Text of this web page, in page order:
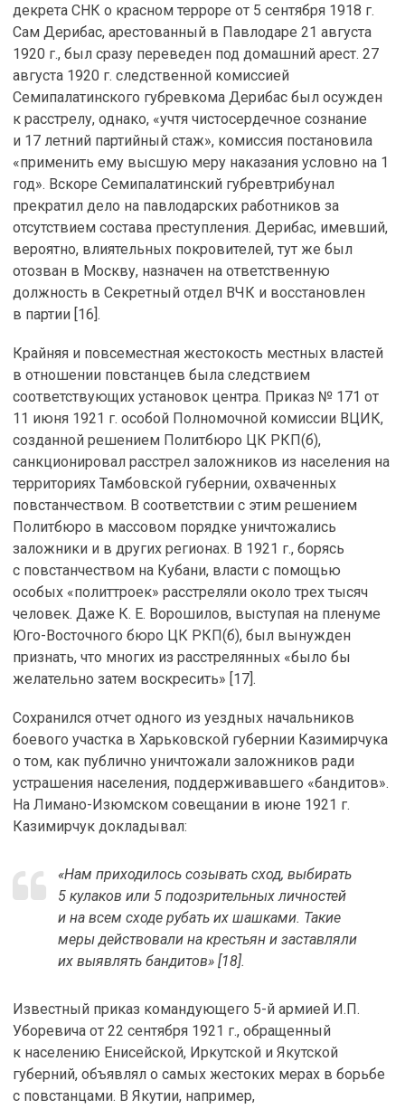
декрета СНК о красном терроре от 5 сентября 1918 г.
Сам Дерибас, арестованный в Павлодаре 21 августа
1920 г., был сразу переведен под домашний арест. 27
августа 1920 г. следственной комиссией
Семипалатинского губревкома Дерибас был осужден
к расстрелу, однако, «учтя чистосердечное сознание
и 17 летний партийный стаж», комиссия постановила
«применить ему высшую меру наказания условно на 1
год». Вскоре Семипалатинский губревтрибунал
прекратил дело на павлодарских работников за
отсутствием состава преступления. Дерибас, имевший,
вероятно, влиятельных покровителей, тут же был
отозван в Москву, назначен на ответственную
должность в Секретный отдел ВЧК и восстановлен
в партии [16].
Крайняя и повсеместная жестокость местных властей
в отношении повстанцев была следствием
соответствующих установок центра. Приказ № 171 от
11 июня 1921 г. особой Полномочной комиссии ВЦИК,
созданной решением Политбюро ЦК РКП(б),
санкционировал расстрел заложников из населения на
территориях Тамбовской губернии, охваченных
повстанчеством. В соответствии с этим решением
Политбюро в массовом порядке уничтожались
заложники и в других регионах. В 1921 г., борясь
с повстанчеством на Кубани, власти с помощью
особых «политтроек» расстреляли около трех тысяч
человек. Даже К. Е. Ворошилов, выступая на пленуме
Юго-Восточного бюро ЦК РКП(б), был вынужден
признать, что многих из расстрелянных «было бы
желательно затем воскресить» [17].
Сохранился отчет одного из уездных начальников
боевого участка в Харьковской губернии Казимирчука
о том, как публично уничтожали заложников ради
устрашения населения, поддерживавшего «бандитов».
На Лимано-Изюмском совещании в июне 1921 г.
Казимирчук докладывал:
«Нам приходилось созывать сход, выбирать
5 кулаков или 5 подозрительных личностей
и на всем сходе рубать их шашками. Такие
меры действовали на крестьян и заставляли
их выявлять бандитов» [18].
Известный приказ командующего 5-й армией И.П.
Уборевича от 22 сентября 1921 г., обращенный
к населению Енисейской, Иркутской и Якутской
губерний, объявлял о самых жестоких мерах в борьбе
с повстанцами. В Якутии, например,